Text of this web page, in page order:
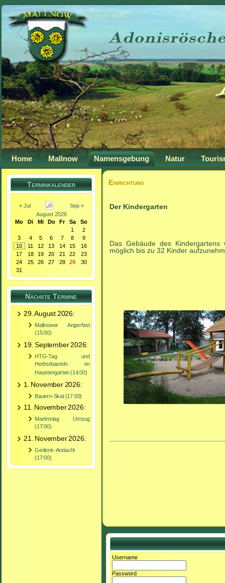
Home Mallnow Namensgebung Natur
Terminkalender
« Jul
Sep »
August 2026
Mo
Di Mi Do Fr Sa
So
1
2
3
4 5 6 7 8
9
10
11 12 13 14 15
16
17
18 19 20 21 22
23
24
25 26 27 28 29
30
31
Nächste Termine
29. August 2026:
Mallnower Angerfest
(15:00)
19. September 2026:
HTG-Tag und
Herbstbasteln im
Haustiergarten (14:00)
1. November 2026:
Bauern-Skat (17:00)
11. November 2026:
Martinstag Umzug
(17:00)
21. November 2026:
Gedenk-Andacht
(17:00)
Einrichtung
Der Kindergarten
Das Gebäude des
möglich bis zu 32 Kinder
Username
Password